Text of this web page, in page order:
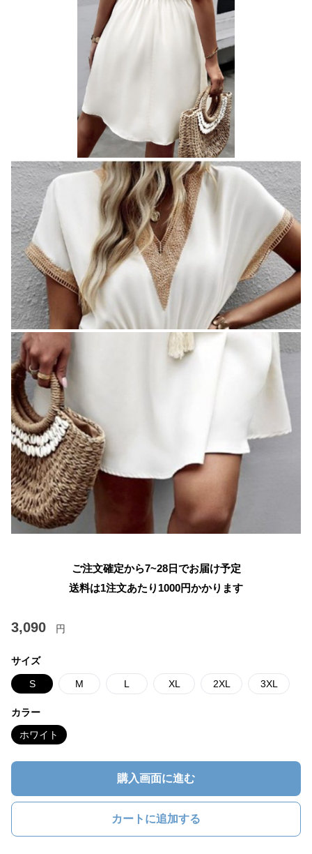
ご注文確定から7~28日でお届け予定
送料は1注文あたり 1000円かかります
3,090 円
サイズ
S M L XL 2XL 3XL
カラー
ホワイト
購入画面に進む
カートに追加する